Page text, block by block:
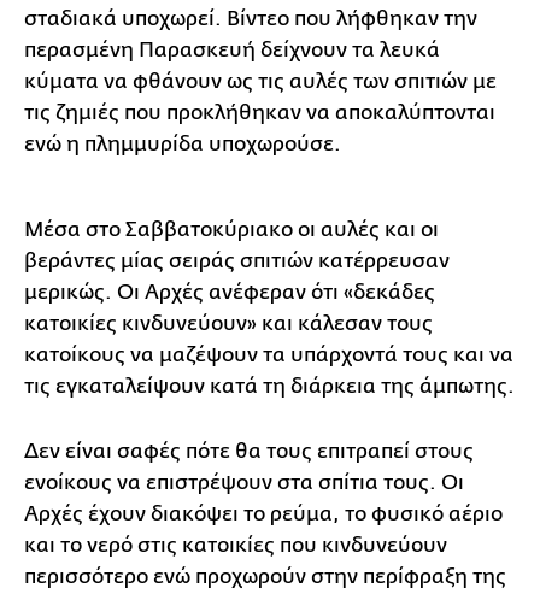
σταδιακά υποχωρεί. Βίντεο που λήφθηκαν την
περασμένη Παρασκευή δείχνουν τα λευκά
κύματα να φθάνουν ως τις αυλές των σπιτιών με
τις ζημιές που προκλήθηκαν να αποκαλύπτονται
ενώ η πλημμυρίδα υποχωρούσε.
Μέσα στο Σαββατοκύριακο οι αυλές και οι
βεράντες μίας σειράς σπιτιών κατέρρευσαν
μερικώς. Οι Αρχές ανέφεραν ότι «δεκάδες
κατοικίες κινδυνεύουν» και κάλεσαν τους
κατοίκους να μαζέψουν τα υπάρχοντά τους και να
τις εγκαταλείψουν κατά τη διάρκεια της άμπωτης.
Δεν είναι σαφές πότε θα τους επιτραπεί στους
ενοίκους να επιστρέψουν στα σπίτια τους. Οι
Αρχές έχουν διακόψει το ρεύμα, το φυσικό αέριο
και το νερό στις κατοικίες που κινδυνεύουν
περισσότερο ενώ προχωρούν στην περίφραξη της